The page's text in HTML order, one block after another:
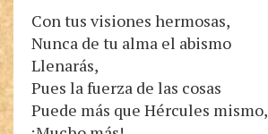
Con tus visiones hermosas,
Nunca de tu alma el abismo
Llenarás,
Pues la fuerza de las cosas
Puede más que Hércules mismo,